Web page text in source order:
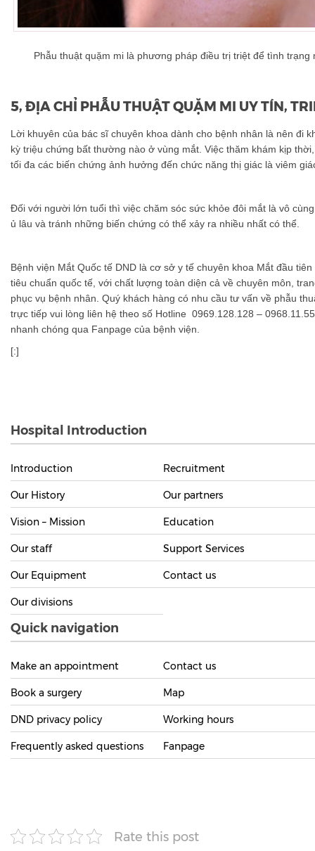
Phẫu thuật quặm mi là phương pháp điều trị triệt để tình trạng
5, ĐỊA CHỈ PHẪU THUẬT QUẶM MI UY TÍN,
Lời khuyên của bác sĩ chuyên khoa dành cho bệnh nhân là nên đi
kỳ triệu chứng bất thường nào ở vùng mắt. Việc thăm khám kịp
tối đa các biến chứng ảnh hưởng đến chức năng thị giác là viêm
Đối với người lớn tuổi thì việc chăm sóc sức khỏe đôi mắt là vô
ủ lâu và tránh những biến chứng có thể xảy ra nhiều nhất có thể.
Bệnh viện Mắt Quốc tế DND là cơ sở y tế chuyên khoa Mắt đầu
tiêu chuẩn quốc tế, với chất lượng toàn diện cả về chuyên môn,
phục vụ bệnh nhân. Quý khách hàng có nhu cầu tư vấn về phẫu
trực tiếp vui lòng liên hệ theo số Hotline 0969.128.128 –
nhanh chóng qua Fanpage của bệnh viện.
[:]
Hospital Introduction
Introduction
Our History
Vision – Mission
Our staff
Our Equipment
Our divisions
Recruitment
Our partners
Education
Support Services
Contact us
Quick navigation
Make an appointment
Book a surgery
DND privacy policy
Frequently asked questions
Contact us
Map
Working hours
Fanpage
Rate this post